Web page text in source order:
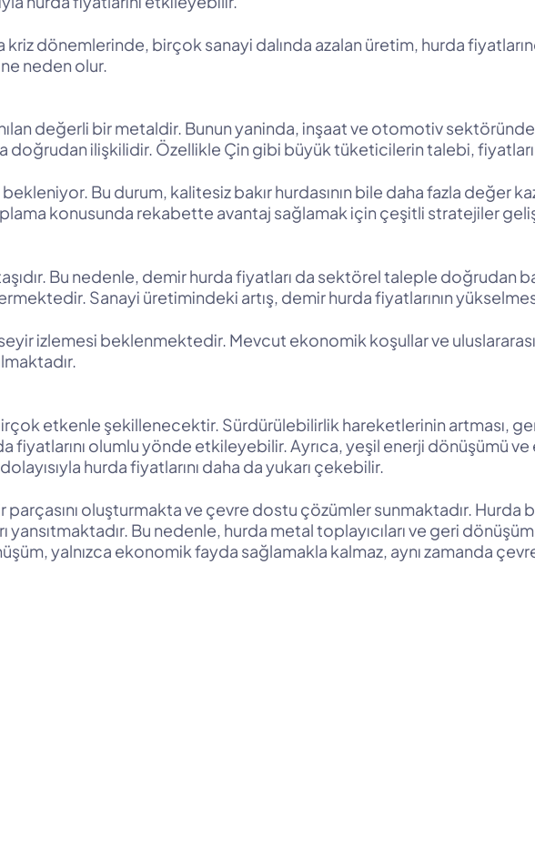
dönemlerinde, birçok sanayi dalında azalan üretim, hurda
neden olur.
değerli bir metaldir. Bunun yaninda, inşaat ve otomotiv
doğrudan ilişkilidir. Özellikle Çin gibi büyük tüketicilerin talebi,
Bu durum, kalitesiz bakır hurdasının bile daha fazla değer
konusunda rekabette avantaj sağlamak için çeşitli stratejiler
Bu nedenle, demir hurda fiyatları da sektörel taleple doğrudan
Sanayi üretimindeki artış, demir hurda fiyatlarının
seyir izlemesi beklenmektedir. Mevcut ekonomik koşullar ve
etkenle şekillenecektir. Sürdürülebilirlik hareketlerinin artması,
olumlu yönde etkileyebilir. Ayrıca, yeşil enerji dönüşümü ve
hurda fiyatlarını daha da yukarı çekebilir.
oluşturmakta ve çevre dostu çözümler sunmaktadır. Hurda
Bu nedenle, hurda metal toplayıcıları ve geri
yalnızca ekonomik fayda sağlamakla kalmaz, aynı zamanda